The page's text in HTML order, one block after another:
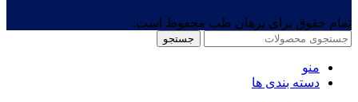
تمام حقوق برای پرهان طب محفوظ است.
جستجو
منو
دسته بندی ها